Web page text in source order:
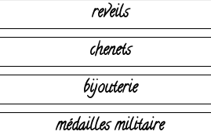
reveils
chenets
bijouterie
médailles militaire